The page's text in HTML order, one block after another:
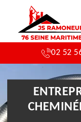
02 52